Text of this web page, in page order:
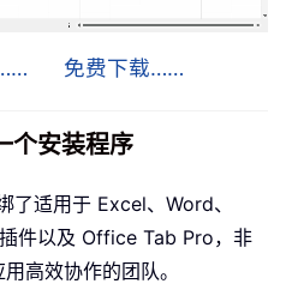
免费下载……
个安装程序
了适用于 Excel、Word、
件以及 Office Tab Pro，非
高效协作的团队。